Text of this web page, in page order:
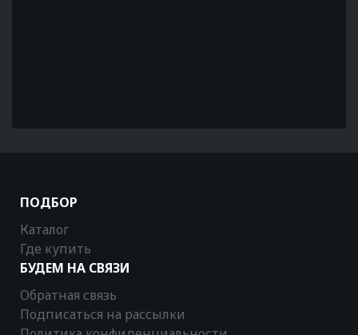
ПОДБОР
Каталог
Где купить
БУДЕМ НА СВЯЗИ
Обратная связь
Подписаться на рассылки